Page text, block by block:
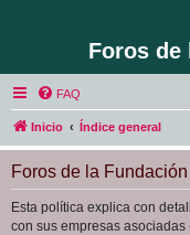
Foros de
FAQ
Inicio Índice general
Foros de la
Esta política explica con
con sus empresas asociadas